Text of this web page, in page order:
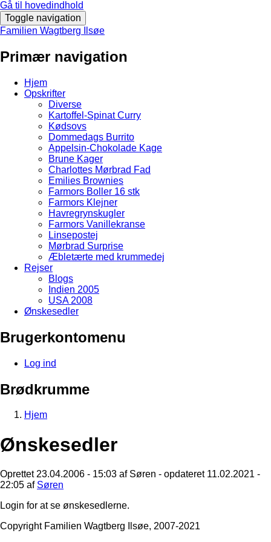
Gå til hovedindhold
Toggle navigation
Familien Wagtberg Ilsøe
Primær navigation
Hjem
Opskrifter
Diverse
Kartoffel-Spinat Curry
Kødsovs
Dommedags Burrito
Appelsin-Chokolade Kage
Brune Kager
Charlottes Mørbrad Fad
Emilies Brownies
Farmors Boller 16 stk
Farmors Klejner
Havregrynskugler
Farmors Vanillekranse
Linsepostej
Mørbrad Surprise
Æbletærte med krummedej
Rejser
Blogs
Indien 2005
USA 2008
Ønskesedler
Brugerkontomenu
Log ind
Brødkrumme
Hjem
Ønskesedler
Oprettet 23.04.2006 - 15:03 af Søren - opdateret 11.02.2021 -
22:05 af Søren
Login for at se ønskesedlerne.
Copyright Familien Wagtberg Ilsøe, 2007-2021